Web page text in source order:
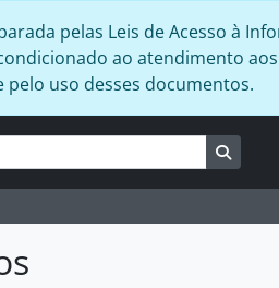
pelas Leis de Acesso à
ao atendimento
uso desses documentos.